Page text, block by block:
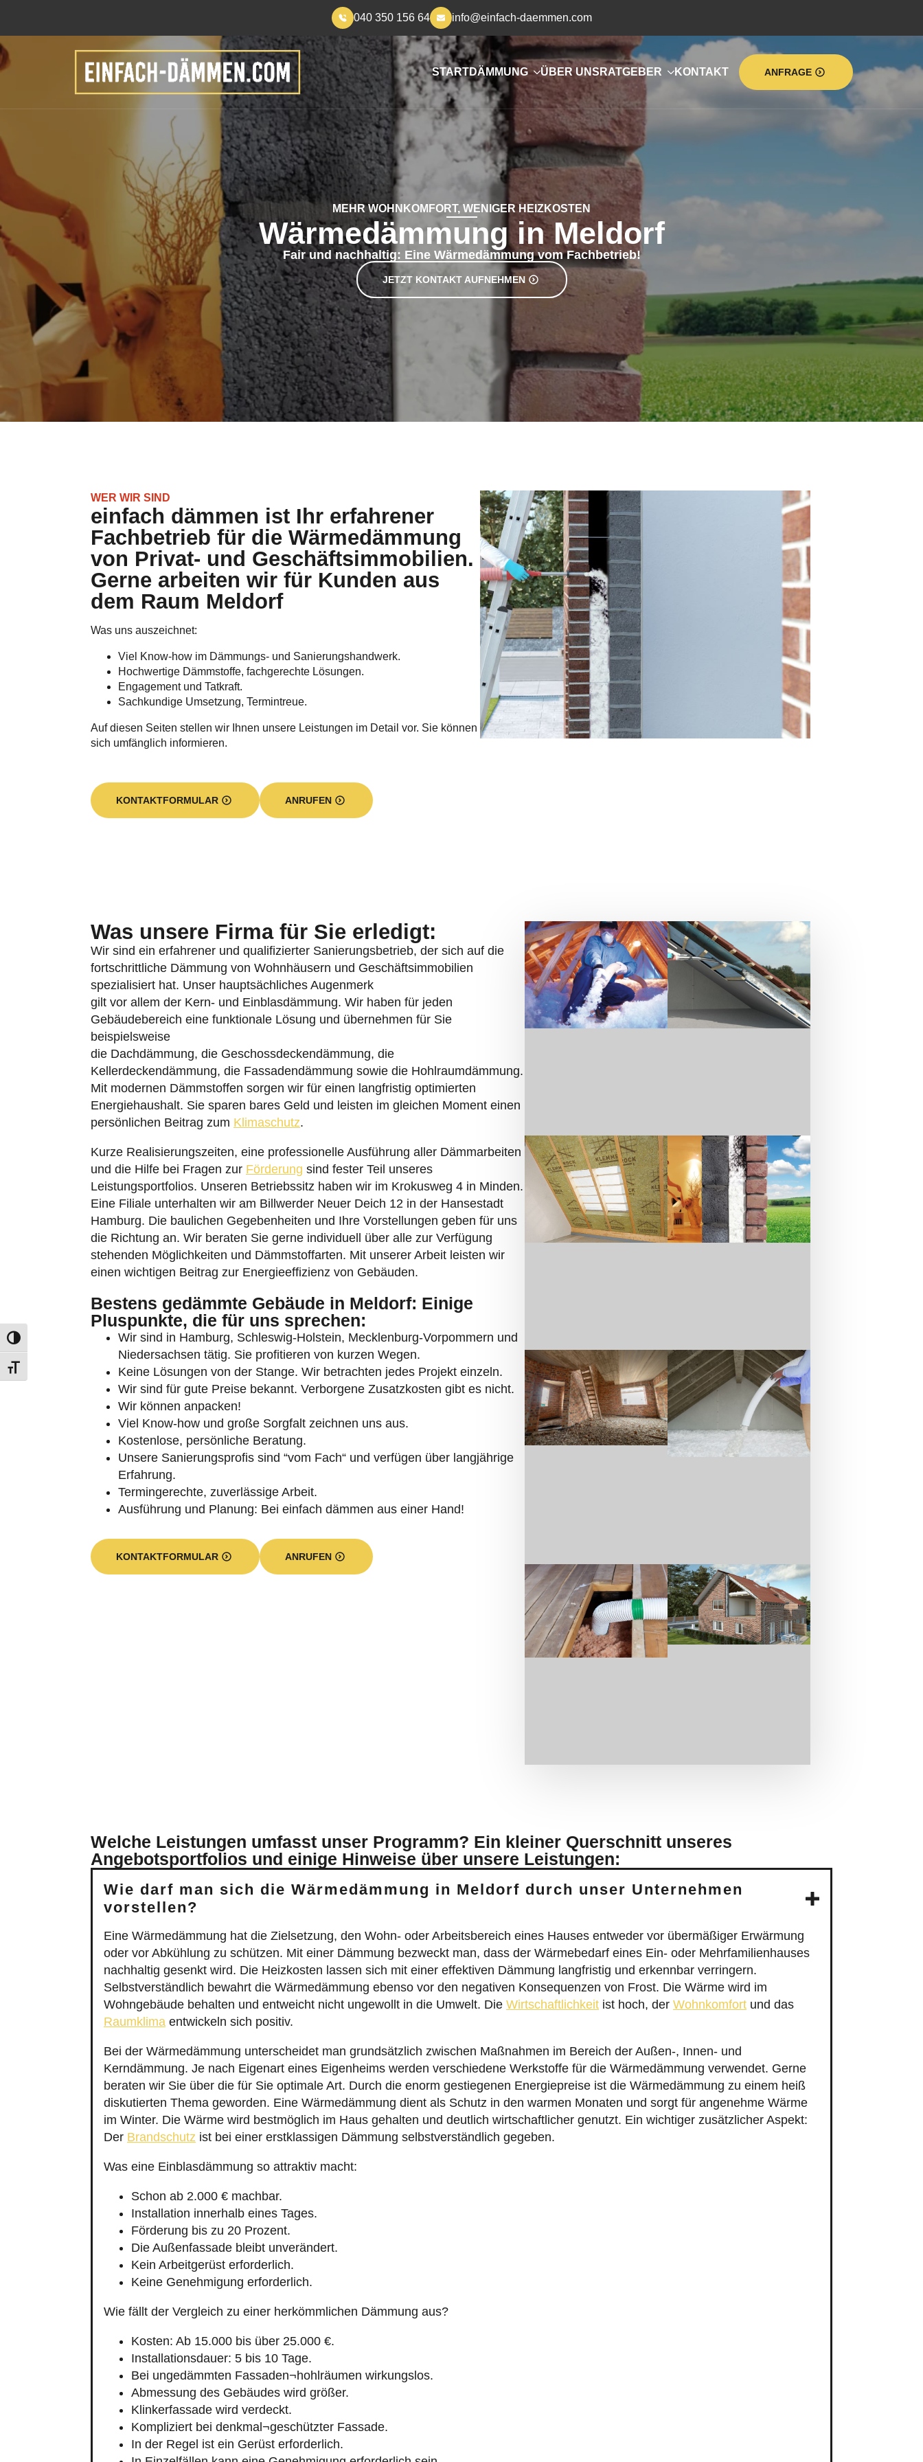
Umschalten auf hohe Kontraste
Schrift vergrößern
040 350 156 64 info@einfach-daemmen.com
STARTDÄMMUNG ÜBER UNSRATGEBER KONTAKT ANFRAGE
MEHR WOHNKOMFORT, WENIGER HEIZKOSTEN
Wärmedämmung in Meldorf
Fair und nachhaltig: Eine Wärmedämmung vom Fachbetrieb!
JETZT KONTAKT AUFNEHMEN
WER WIR SIND
einfach dämmen ist Ihr erfahrener
Fachbetrieb für die Wärmedämmung
von Privat- und Geschäftsimmobilien.
Gerne arbeiten wir für Kunden aus
dem Raum Meldorf
Was uns auszeichnet:
Viel Know-how im Dämmungs- und Sanierungshandwerk.
Hochwertige Dämmstoffe, fachgerechte Lösungen.
Engagement und Tatkraft.
Sachkundige Umsetzung, Termintreue.
Auf diesen Seiten stellen wir Ihnen unsere Leistungen im Detail vor. Sie können
sich umfänglich informieren.
KONTAKTFORMULAR ANRUFEN
Was unsere Firma für Sie erledigt:
Wir sind ein erfahrener und qualifizierter Sanierungsbetrieb, der sich auf die
fortschrittliche Dämmung von Wohnhäusern und Geschäftsimmobilien
spezialisiert hat. Unser hauptsächliches Augenmerk
gilt vor allem der Kern- und Einblasdämmung. Wir haben für jeden
Gebäudebereich eine funktionale Lösung und übernehmen für Sie
beispielsweise
die Dachdämmung, die Geschossdeckendämmung, die
Kellerdeckendämmung, die Fassadendämmung sowie die Hohlraumdämmung.
Mit modernen Dämmstoffen sorgen wir für einen langfristig optimierten
Energiehaushalt. Sie sparen bares Geld und leisten im gleichen Moment einen
persönlichen Beitrag zum Klimaschutz.
Kurze Realisierungszeiten, eine professionelle Ausführung aller Dämmarbeiten
und die Hilfe bei Fragen zur Förderung sind fester Teil unseres
Leistungsportfolios. Unseren Betriebssitz haben wir im Krokusweg 4 in Minden.
Eine Filiale unterhalten wir am Billwerder Neuer Deich 12 in der Hansestadt
Hamburg. Die baulichen Gegebenheiten und Ihre Vorstellungen geben für uns
die Richtung an. Wir beraten Sie gerne individuell über alle zur Verfügung
stehenden Möglichkeiten und Dämmstoffarten. Mit unserer Arbeit leisten wir
einen wichtigen Beitrag zur Energieeffizienz von Gebäuden.
Bestens gedämmte Gebäude in Meldorf: Einige
Pluspunkte, die für uns sprechen:
Wir sind in Hamburg, Schleswig-Holstein, Mecklenburg-Vorpommern und
Niedersachsen tätig. Sie profitieren von kurzen Wegen.
Keine Lösungen von der Stange. Wir betrachten jedes Projekt einzeln.
Wir sind für gute Preise bekannt. Verborgene Zusatzkosten gibt es nicht.
Wir können anpacken!
Viel Know-how und große Sorgfalt zeichnen uns aus.
Kostenlose, persönliche Beratung.
Unsere Sanierungsprofis sind “vom Fach“ und verfügen über langjährige
Erfahrung.
Termingerechte, zuverlässige Arbeit.
Ausführung und Planung: Bei einfach dämmen aus einer Hand!
KONTAKTFORMULAR ANRUFEN
Welche Leistungen umfasst unser Programm? Ein kleiner Querschnitt unseres
Angebotsportfolios und einige Hinweise über unsere Leistungen:
Wie darf man sich die Wärmedämmung in Meldorf durch unser Unternehmen
vorstellen?
Eine Wärmedämmung hat die Zielsetzung, den Wohn- oder Arbeitsbereich eines Hauses entweder vor übermäßiger Erwärmung
oder vor Abkühlung zu schützen. Mit einer Dämmung bezweckt man, dass der Wärmebedarf eines Ein- oder Mehrfamilienhauses
nachhaltig gesenkt wird. Die Heizkosten lassen sich mit einer effektiven Dämmung langfristig und erkennbar verringern.
Selbstverständlich bewahrt die Wärmedämmung ebenso vor den negativen Konsequenzen von Frost. Die Wärme wird im
Wohngebäude behalten und entweicht nicht ungewollt in die Umwelt. Die Wirtschaftlichkeit ist hoch, der Wohnkomfort und das
Raumklima entwickeln sich positiv.
Bei der Wärmedämmung unterscheidet man grundsätzlich zwischen Maßnahmen im Bereich der Außen-, Innen- und
Kerndämmung. Je nach Eigenart eines Eigenheims werden verschiedene Werkstoffe für die Wärmedämmung verwendet. Gerne
beraten wir Sie über die für Sie optimale Art. Durch die enorm gestiegenen Energiepreise ist die Wärmedämmung zu einem heiß
diskutierten Thema geworden. Eine Wärmedämmung dient als Schutz in den warmen Monaten und sorgt für angenehme Wärme
im Winter. Die Wärme wird bestmöglich im Haus gehalten und deutlich wirtschaftlicher genutzt. Ein wichtiger zusätzlicher Aspekt:
Der Brandschutz ist bei einer erstklassigen Dämmung selbstverständlich gegeben.
Was eine Einblasdämmung so attraktiv macht:
Schon ab 2.000 € machbar.
Installation innerhalb eines Tages.
Förderung bis zu 20 Prozent.
Die Außenfassade bleibt unverändert.
Kein Arbeitgerüst erforderlich.
Keine Genehmigung erforderlich.
Wie fällt der Vergleich zu einer herkömmlichen Dämmung aus?
Kosten: Ab 15.000 bis über 25.000 €.
Installationsdauer: 5 bis 10 Tage.
Bei ungedämmten Fassaden¬hohlräumen wirkungslos.
Abmessung des Gebäudes wird größer.
Klinkerfassade wird verdeckt.
Kompliziert bei denkmal¬geschützter Fassade.
In der Regel ist ein Gerüst erforderlich.